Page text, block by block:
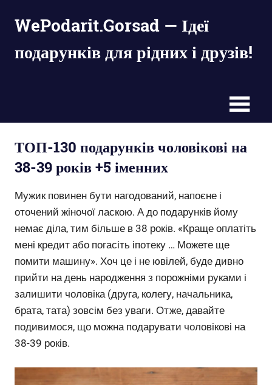
WePodarit.Gorsad — Ідеї
подарунків для рідних і друзів!
яке
свято
ТОП-130 подарунків чоловікові на
38-39 років +5 іменних
Мужик повинен бути нагодований, напоєне і
оточений жіночої ласкою. А до подарунків йому
немає діла, тим більше в 38 років. «Краще оплатіть
мені кредит або погасіть іпотеку … Можете ще
помити машину». Хоч це і не ювілей, буде дивно
прийти на день народження з порожніми руками і
залишити чоловіка (друга, колегу, начальника,
брата, тата) зовсім без уваги. Отже, давайте
подивимося, що можна подарувати чоловікові на
38-39 років.